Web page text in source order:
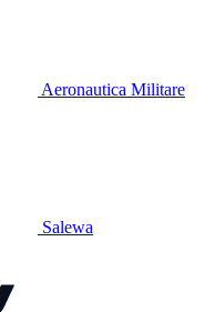
Aeronautica Militare
Salewa